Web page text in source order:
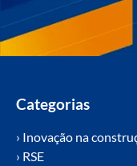
Categorias
› Inovação na
› RSE